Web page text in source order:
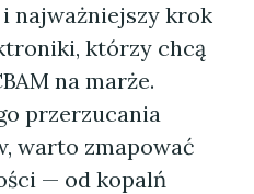
najważniejszy krok
którzy chcą
na marże.
przerzucania
warto zmapować
— od kopalń